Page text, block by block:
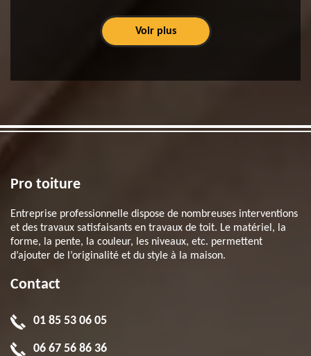
Voir plus
Pro toiture
Entreprise professionnelle dispose de nombreuses interventions
et des travaux satisfaisants en travaux de toit. Le matériel, la
forme, la pente, la couleur, les niveaux, etc. permettent
d’ajouter de l’originalité et du style à la maison.
Contact
01 85 53 06 05
06 67 56 86 36